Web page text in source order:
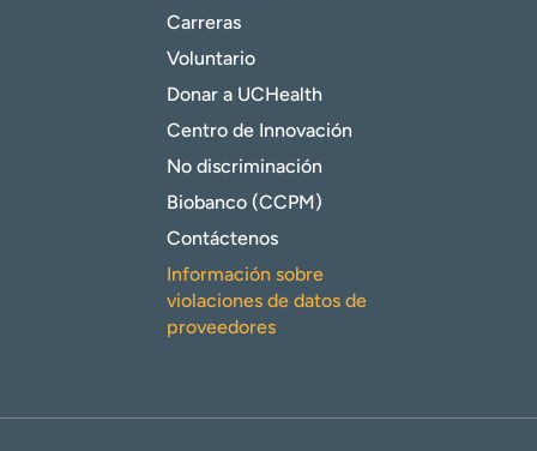
Carreras
Voluntario
Donar a UCHealth
Centro de Innovación
No discriminación
Biobanco (CCPM)
Contáctenos
Información sobre
violaciones de datos de
proveedores